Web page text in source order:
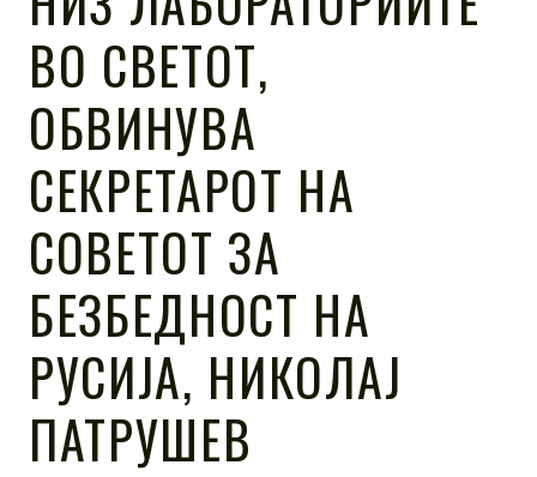
ВО СВЕТОТ,
ОБВИНУВА
СЕКРЕТАРОТ НА
СОВЕТОТ ЗА
БЕЗБЕДНОСТ НА
РУСИЈА, НИКОЛАЈ
ПАТРУШЕВ